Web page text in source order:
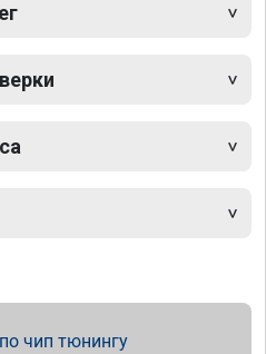
чип тюнингу